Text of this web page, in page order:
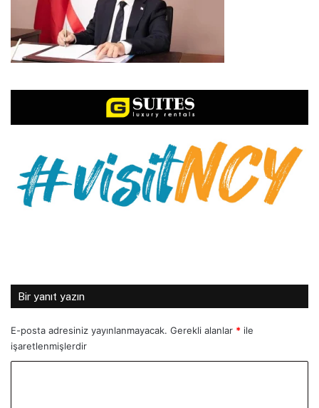
Bir yanıt yazın
E-posta adresiniz yayınlanmayacak. Gerekli alanlar * ile
işaretlenmişlerdir